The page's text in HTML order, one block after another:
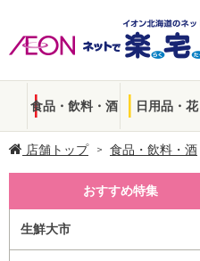
食品・飲料・酒 日用品・花
店舗トップ 食品・飲料・酒
おすすめ特集
生鮮大市